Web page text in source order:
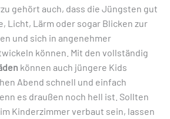
gehört auch, dass die Jüngsten gut
Licht, Lärm oder sogar Blicken zur
und sich in angenehmer
können. Mit den vollständig
können auch jüngere Kids
Abend schnell und einfach
es draußen noch hell ist. Sollten
Kinderzimmer verbaut sein, lassen